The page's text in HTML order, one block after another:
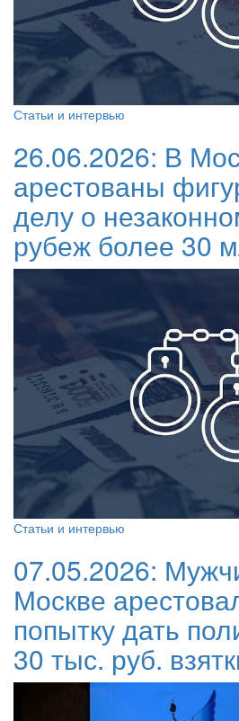
Статьи и интервью
26.06.2026: В
арестованы
делу о
рубеж более 30
Статьи и интервью
07.05.2026:
Москве
попытку дать
30 тыс. руб.